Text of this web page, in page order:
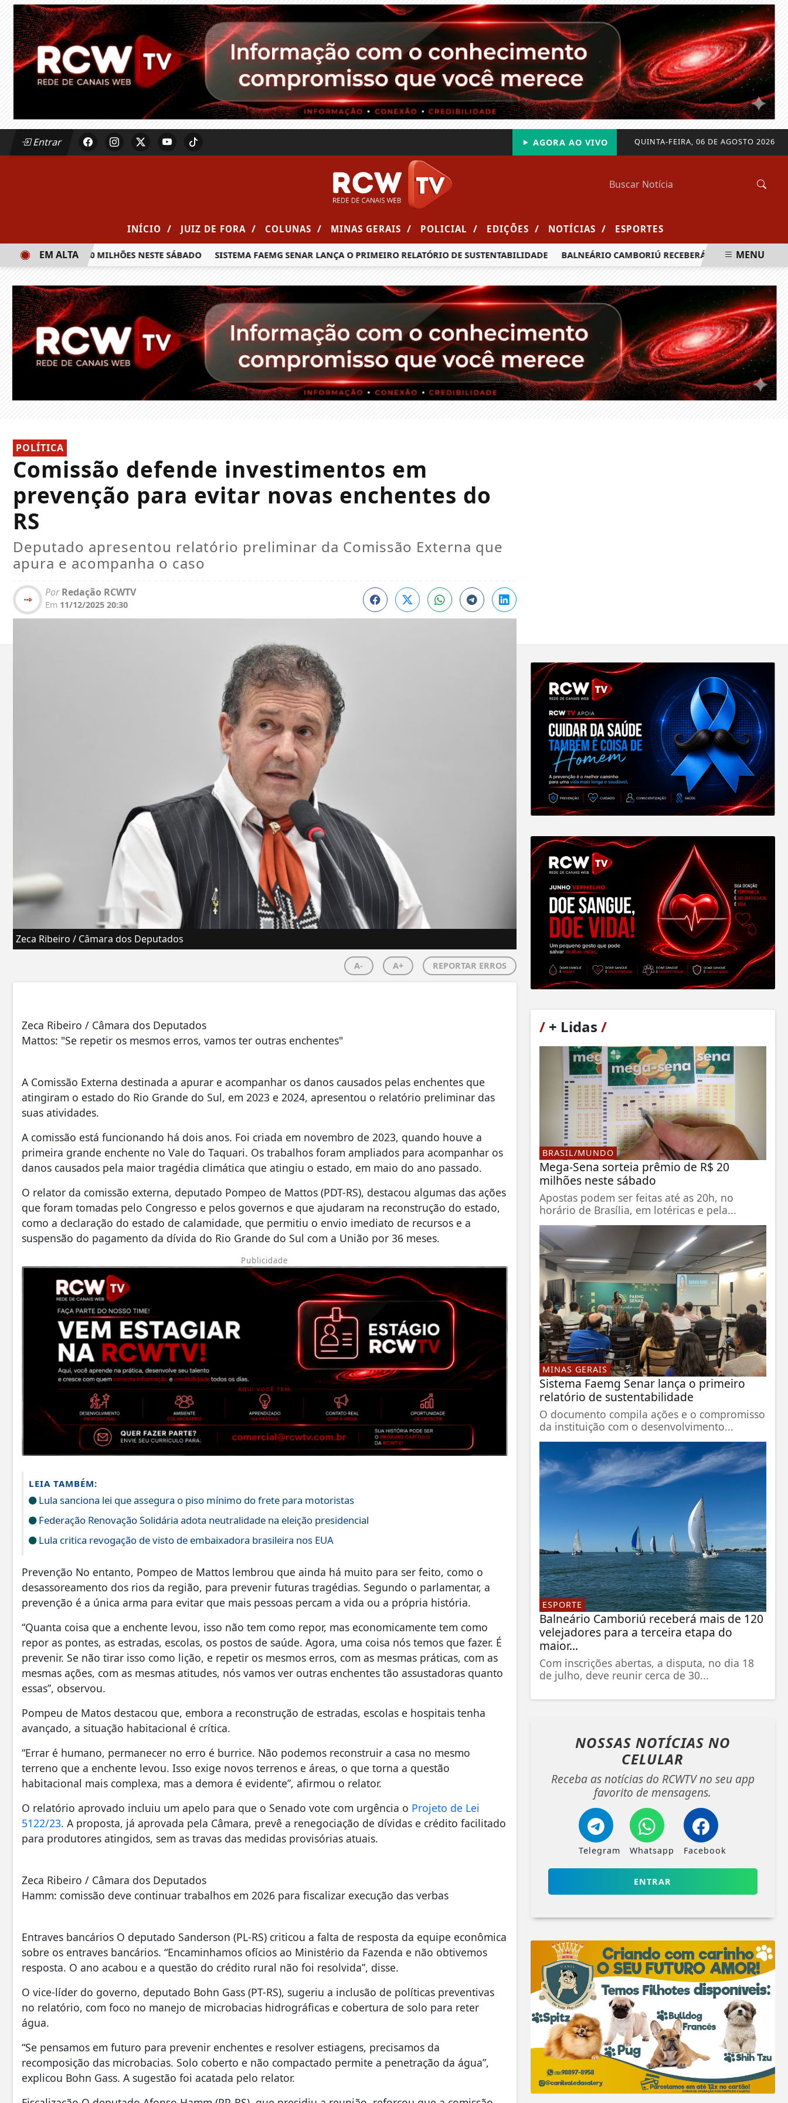
Entrar QUINTA-FEIRA, 06 DE AGOSTO 2026
AGORA AO VIVO
INÍCIO / JUIZ DE FORA / COLUNAS / MINAS GERAIS / POLICIAL / EDIÇÕES / NOTÍCIAS / ESPORTES
DE R$ 20 MILHÕES NESTE SÁBADO SISTEMA FAEMG SENAR LANÇA O PRIMEIRO RELATÓRIO DE SUSTENTABILIDADE BALNEÁRIO CAMBORIÚ RECEBERÁ MAIS DE 120
EM ALTA MENU
POLÍTICA
Comissão defende investimentos em
prevenção para evitar novas enchentes do
RS
Deputado apresentou relatório preliminar da Comissão Externa que
apura e acompanha o caso
PorRedação RCWTV
Em 11/12/2025 20:30
Zeca Ribeiro / Câmara dos Deputados
A- A+ REPORTAR ERROS
Zeca Ribeiro / Câmara dos Deputados
Mattos: "Se repetir os mesmos erros, vamos ter outras enchentes"
A Comissão Externa destinada a apurar e acompanhar os danos causados pelas enchentes que
atingiram o estado do Rio Grande do Sul, em 2023 e 2024, apresentou o relatório preliminar das
suas atividades.
A comissão está funcionando há dois anos. Foi criada em novembro de 2023, quando houve a
primeira grande enchente no Vale do Taquari. Os trabalhos foram ampliados para acompanhar os
danos causados pela maior tragédia climática que atingiu o estado, em maio do ano passado.
O relator da comissão externa, deputado Pompeo de Mattos (PDT-RS), destacou algumas das ações
que foram tomadas pelo Congresso e pelos governos e que ajudaram na reconstrução do estado,
como a declaração do estado de calamidade, que permitiu o envio imediato de recursos e a
suspensão do pagamento da dívida do Rio Grande do Sul com a União por 36 meses.
Publicidade
LEIA TAMBÉM:
Lula sanciona lei que assegura o piso mínimo do frete para motoristas
Federação Renovação Solidária adota neutralidade na eleição presidencial
Lula critica revogação de visto de embaixadora brasileira nos EUA
Prevenção No entanto, Pompeo de Mattos lembrou que ainda há muito para ser feito, como o
desassoreamento dos rios da região, para prevenir futuras tragédias. Segundo o parlamentar, a
prevenção é a única arma para evitar que mais pessoas percam a vida ou a própria história.
“Quanta coisa que a enchente levou, isso não tem como repor, mas economicamente tem como
repor as pontes, as estradas, escolas, os postos de saúde. Agora, uma coisa nós temos que fazer. É
prevenir. Se não tirar isso como lição, e repetir os mesmos erros, com as mesmas práticas, com as
mesmas ações, com as mesmas atitudes, nós vamos ver outras enchentes tão assustadoras quanto
essas”, observou.
Pompeu de Matos destacou que, embora a reconstrução de estradas, escolas e hospitais tenha
avançado, a situação habitacional é crítica.
“Errar é humano, permanecer no erro é burrice. Não podemos reconstruir a casa no mesmo
terreno que a enchente levou. Isso exige novos terrenos e áreas, o que torna a questão
habitacional mais complexa, mas a demora é evidente”, afirmou o relator.
O relatório aprovado incluiu um apelo para que o Senado vote com urgência o Projeto de Lei
5122/23. A proposta, já aprovada pela Câmara, prevê a renegociação de dívidas e crédito facilitado
para produtores atingidos, sem as travas das medidas provisórias atuais.
Zeca Ribeiro / Câmara dos Deputados
Hamm: comissão deve continuar trabalhos em 2026 para fiscalizar execução das verbas
Entraves bancários O deputado Sanderson (PL-RS) criticou a falta de resposta da equipe econômica
sobre os entraves bancários. “Encaminhamos ofícios ao Ministério da Fazenda e não obtivemos
resposta. O ano acabou e a questão do crédito rural não foi resolvida”, disse.
O vice-líder do governo, deputado Bohn Gass (PT-RS), sugeriu a inclusão de políticas preventivas
no relatório, com foco no manejo de microbacias hidrográficas e cobertura de solo para reter
água.
“Se pensamos em futuro para prevenir enchentes e resolver estiagens, precisamos da
recomposição das microbacias. Solo coberto e não compactado permite a penetração da água”,
explicou Bohn Gass. A sugestão foi acatada pelo relator.
/+ Lidas /
BRASIL/MUNDO
Mega-Sena sorteia prêmio de R$ 20
milhões neste sábado
Apostas podem ser feitas até as 20h, no
horário de Brasília, em lotéricas e pela...
MINAS GERAIS
Sistema Faemg Senar lança o primeiro
relatório de sustentabilidade
O documento compila ações e o compromisso
da instituição com o desenvolvimento...
ESPORTE
Balneário Camboriú receberá mais de 120
velejadores para a terceira etapa do
maior...
Com inscrições abertas, a disputa, no dia 18
de julho, deve reunir cerca de 30...
NOSSAS NOTÍCIAS NO
CELULAR
Receba as notícias do RCWTV no seu app
favorito de mensagens.
Telegram Whatsapp Facebook
ENTRAR